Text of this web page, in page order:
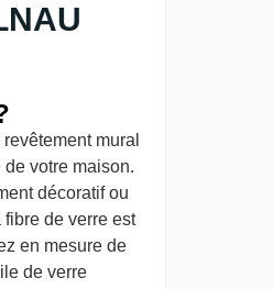
mural
votre maison.
décoratif ou
de verre est
en mesure de
de verre